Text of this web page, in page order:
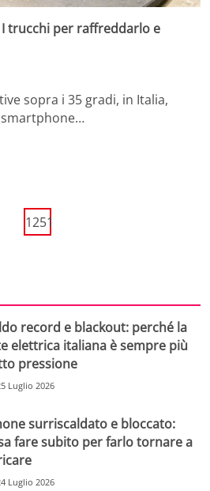
trucchi per raffreddarlo e
sopra i 35 gradi, in Italia,
1251
record e blackout: perché la
elettrica italiana è sempre più
pressione
Luglio 2026
surriscaldato e bloccato:
fare subito per farlo tornare a
Luglio 2026